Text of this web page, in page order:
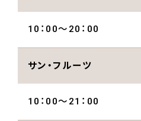
10：00～20：00
サン・フルーツ
10：00〜21：00